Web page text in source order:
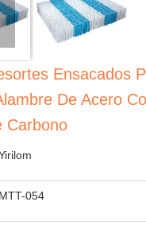
Ensacados
De Acero
Carbono
MTT-054